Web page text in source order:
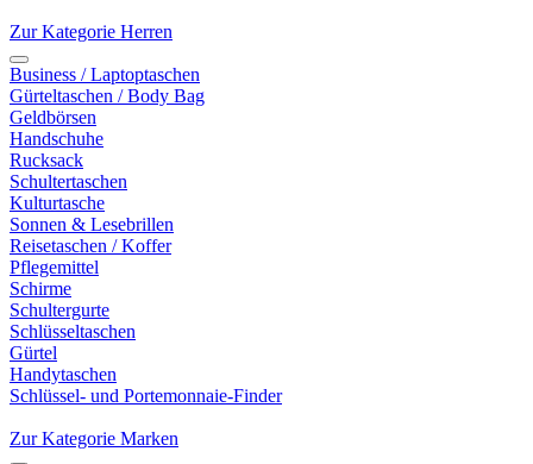
Zur Kategorie Herren
Business / Laptoptaschen
Gürteltaschen / Body Bag
Geldbörsen
Handschuhe
Rucksack
Schultertaschen
Kulturtasche
Sonnen & Lesebrillen
Reisetaschen / Koffer
Pflegemittel
Schirme
Schultergurte
Schlüsseltaschen
Gürtel
Handytaschen
Schlüssel- und Portemonnaie-Finder
Zur Kategorie Marken